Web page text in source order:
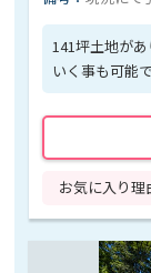
141坪土地が
いく事も可能で
お気に入り理